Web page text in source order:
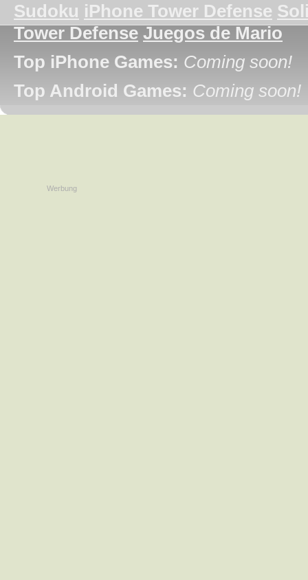
Sudoku iPhone Tower Defense
Tower Defense Juegos de Mario
Top iPhone Games: Coming soon!
Top Android Games: Coming soon!
Werbung